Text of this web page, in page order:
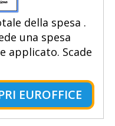
della spesa .
una spesa
applicato. Scade
EUROFFICE